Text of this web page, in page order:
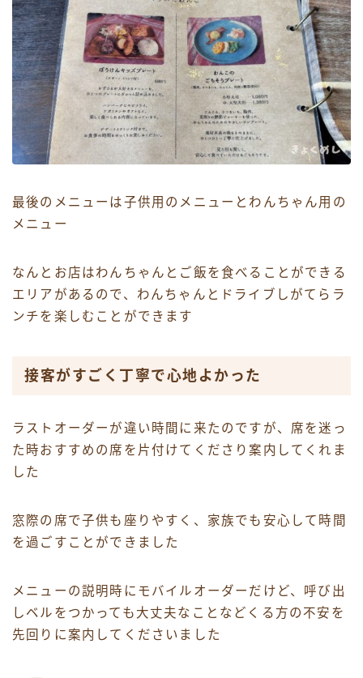
最後のメニューは子供用のメニューとわんちゃん用の
メニュー
なんとお店はわんちゃんとご飯を食べることができる
エリアがあるので、わんちゃんとドライブしがてらラ
ンチを楽しむことができます
接客がすごく丁寧で心地よかった
ラストオーダーが違い時間に来たのですが、席を迷っ
た時おすすめの席を片付けてくださり案内してくれま
した
窓際の席で子供も座りやすく、家族でも安心して時間
を過ごすことができました
メニューの説明時にモバイルオーダーだけど、呼び出
しベルをつかっても大丈夫なことなどくる方の不安を
先回りに案内してくださいました